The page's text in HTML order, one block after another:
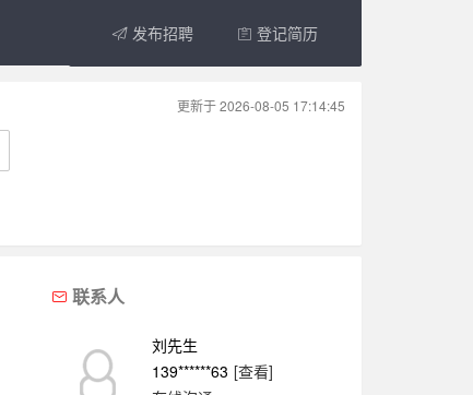
发布招聘 登记简历
更新于 2026-08-05 17:14:45
联系人
刘先生
139******63 [查看]